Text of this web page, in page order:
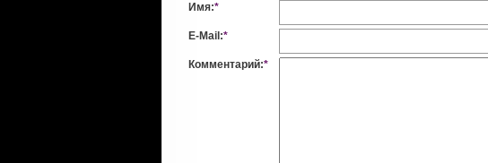
Имя:*
E-Mail:*
Комментарий:*